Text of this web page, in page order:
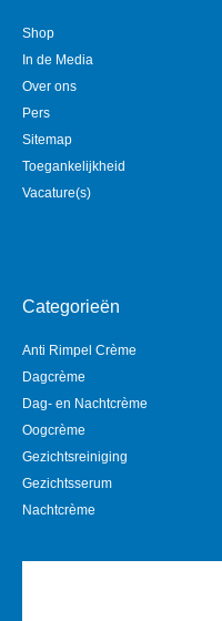
Shop
In de Media
Over ons
Pers
Sitemap
Toegankelijkheid
Vacature(s)
Categorieën
Anti Rimpel Crème
Dagcrème
Dag- en Nachtcrème
Oogcrème
Gezichtsreiniging
Gezichtsserum
Nachtcrème